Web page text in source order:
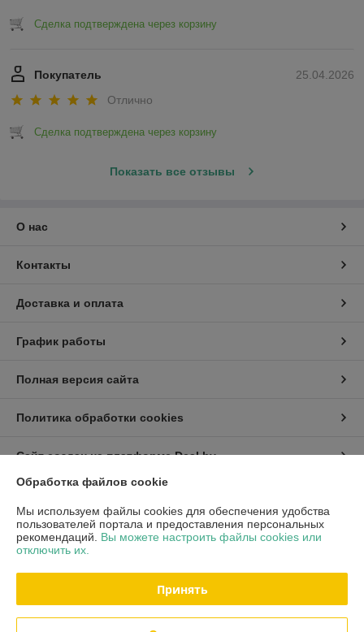
Сделка подтверждена через корзину
25.04.2026
Покупатель
Отлично
Сделка подтверждена через корзину
Показать все отзывы
О нас
Контакты
Доставка и оплата
График работы
Полная версия сайта
Политика обработки cookies
Сайт создан на платформе Deal.by
Информация для покупателя
Индивидуальный предприниматель:ИП Хмель Павел Юрьевич
г. Минск, ул. Воронянского 11/5-63
Регистрационный номер ЕГР: 190422759
Регистрационный орган: Мингорисполком
Обработка файлов cookie
Мы используем файлы cookies для обеспечения удобства
пользователей портала и предоставления персональных
рекомендаций. Вы можете настроить файлы cookies или
отключить их.
Принять